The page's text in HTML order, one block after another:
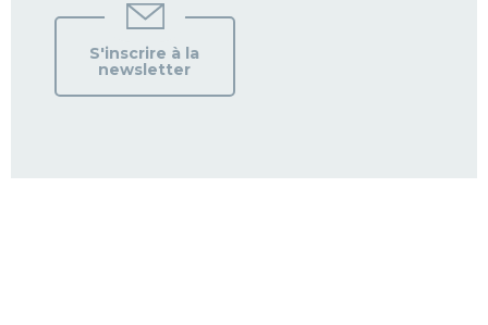
S'inscrire à la
newsletter